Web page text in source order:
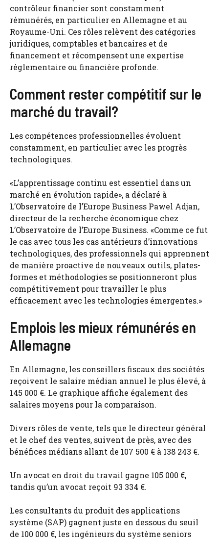
contrôleur financier sont constamment
rémunérés, en particulier en Allemagne et au
Royaume-Uni. Ces rôles relèvent des catégories
juridiques, comptables et bancaires et de
financement et récompensent une expertise
réglementaire ou financière profonde.
Comment rester compétitif sur le
marché du travail?
Les compétences professionnelles évoluent
constamment, en particulier avec les progrès
technologiques.
«L’apprentissage continu est essentiel dans un
marché en évolution rapide», a déclaré à
L’Observatoire de l’Europe Business Pawel Adjan,
directeur de la recherche économique chez
L’Observatoire de l’Europe Business. «Comme ce fut
le cas avec tous les cas antérieurs d’innovations
technologiques, des professionnels qui apprennent
de manière proactive de nouveaux outils, plates-
formes et méthodologies se positionneront plus
compétitivement pour travailler le plus
efficacement avec les technologies émergentes.»
Emplois les mieux rémunérés en
Allemagne
En Allemagne, les conseillers fiscaux des sociétés
reçoivent le salaire médian annuel le plus élevé, à
145 000 €. Le graphique affiche également des
salaires moyens pour la comparaison.
Divers rôles de vente, tels que le directeur général
et le chef des ventes, suivent de près, avec des
bénéfices médians allant de 107 500 € à 138 243 €.
Un avocat en droit du travail gagne 105 000 €,
tandis qu’un avocat reçoit 93 334 €.
Les consultants du produit des applications
système (SAP) gagnent juste en dessous du seuil
de 100 000 €, les ingénieurs du système seniors